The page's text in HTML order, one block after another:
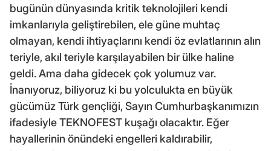
bugünün dünyasında kritik teknolojileri kendi
imkanlarıyla geliştirebilen, ele güne muhtaç
olmayan, kendi ihtiyaçlarını kendi öz evlatlarının alın
teriyle, akıl teriyle karşılayabilen bir ülke haline
geldi. Ama daha gidecek çok yolumuz var.
İnanıyoruz, biliyoruz ki bu yolculukta en büyük
gücümüz Türk gençliği, Sayın Cumhurbaşkanımızın
ifadesiyle TEKNOFEST kuşağı olacaktır. Eğer
hayallerinin önündeki engelleri kaldırabilir,